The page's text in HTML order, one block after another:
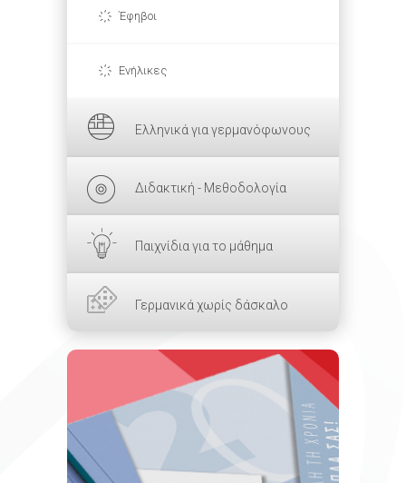
Έφηβοι
Ενήλικες
Ελληνικά για γερμανόφωνους
Διδακτική - Μεθοδολογία
Παιχνίδια για το μάθημα
Γερμανικά χωρίς δάσκαλο